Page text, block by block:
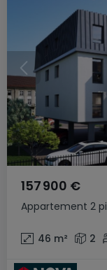
Appartement 2
157 900 €
46 m² 2